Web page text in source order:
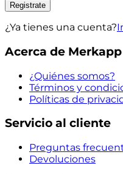
Registrate
¿Ya tienes una cuenta?
Acerca de Merkapp
¿Quiénes somos?
Términos y
Políticas de
Servicio al cliente
Preguntas
Devoluciones